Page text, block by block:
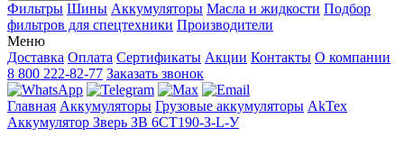
Фильтры Шины Аккумуляторы Масла и жидкости Подбор
фильтров для спецтехники Производители
Меню
Доставка Оплата Сертификаты Акции Контакты О компании
8 800 222-82-77 Заказать звонок
Главная Аккумуляторы Грузовые аккумуляторы AkTex
Аккумулятор Зверь ЗВ 6СТ190-З-L-У